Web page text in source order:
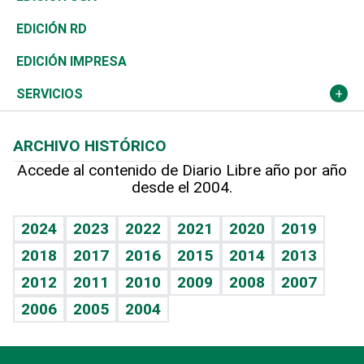
Ocenanía
Caribe
Resto del mundo
Telecom.
Global y variable
Economía personal
Sociales
Novedades
Podcast Arte Libre
Hablando con el pediatra
Vida y familia
Eñe
Celebrando la vida
Sin complejos
En pocas palabras
Tenis
Olimpismo
Más deportes
TBT Deportivo
El Espía
Noticiero Poteleche
Columnistas
Más firmas
Historia
Martes de tecnología
Cambio climático
Revista
Deportes
Opinión
Hecho en casa
Guía del dinero
EDICIÓN RD
EDICIÓN IMPRESA
SERVICIOS
Cumpleaños
Horóscopos
Crucigramas
ARCHIVO HISTÓRICO
Accede al contenido de Diario Libre año por año
desde el 2004.
2024 2023 2022 2021 2020
2019
2018
2017 2016 2015 2014
2013
2012
2011 2010 2009 2008
2007
2006
2005 2004